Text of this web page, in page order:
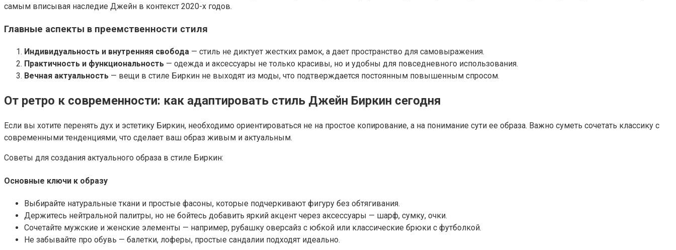
самым вписывая наследие Джейн в контекст 2020-х годов.
Главные аспекты в преемственности стиля
Индивидуальность и внутренняя свобода — стиль не диктует жестких рамок, а дает пространство для самовыражения.
Практичность и функциональность — одежда и аксессуары не только красивы, но и удобны для повседневного использования.
Вечная актуальность — вещи в стиле Биркин не выходят из моды, что подтверждается постоянным повышенным спросом.
От ретро к современности: как адаптировать стиль Джейн Биркин сегодня
Если вы хотите перенять дух и эстетику Биркин, необходимо ориентироваться не на простое копирование, а на понимание сути ее образа. Важно суметь сочетать классику с
современными тенденциями, что сделает ваш образ живым и актуальным.
Советы для создания актуального образа в стиле Биркин:
Основные ключи к образу
Выбирайте натуральные ткани и простые фасоны, которые подчеркивают фигуру без обтягивания.
Держитесь нейтральной палитры, но не бойтесь добавить яркий акцент через аксессуары — шарф, сумку, очки.
Сочетайте мужские и женские элементы — например, рубашку оверсайз с юбкой или классические брюки с футболкой.
Не забывайте про обувь — балетки, лоферы, простые сандалии подходят идеально.